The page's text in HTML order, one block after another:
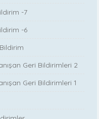
-7
-6
Geri Bildirimleri 2
Geri Bildirimleri 1